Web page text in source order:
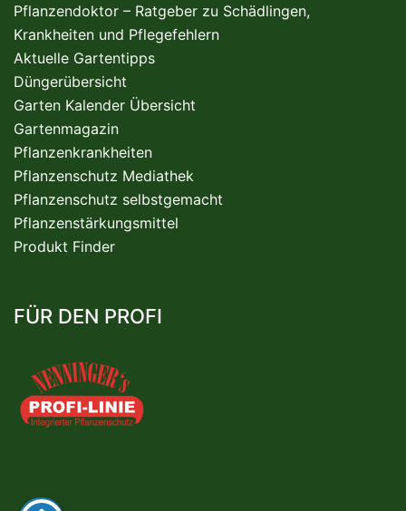
Pflanzendoktor – Ratgeber zu Schädlingen,
Krankheiten und Pflegefehlern
Aktuelle Gartentipps
Düngerübersicht
Garten Kalender Übersicht
Gartenmagazin
Pflanzenkrankheiten
Pflanzenschutz Mediathek
Pflanzenschutz selbstgemacht
Pflanzenstärkungsmittel
Produkt Finder
FÜR DEN PROFI